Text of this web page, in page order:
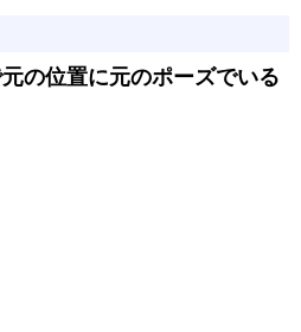
の位置に元のポーズでいる